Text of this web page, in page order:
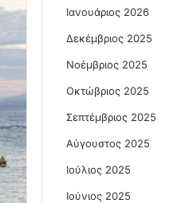
Ιανουάριος 2026
Δεκέμβριος 2025
Νοέμβριος 2025
Οκτώβριος 2025
Σεπτέμβριος 2025
Αύγουστος 2025
Ιούλιος 2025
Ιούνιος 2025